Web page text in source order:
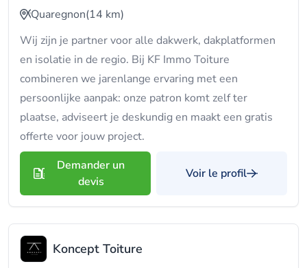
Quaregnon(14 km)
Wij zijn je partner voor alle dakwerk, dakplatformen
en isolatie in de regio. Bij KF Immo Toiture
combineren we jarenlange ervaring met een
persoonlijke aanpak: onze patron komt zelf ter
plaatse, adviseert je deskundig en maakt een gratis
offerte voor jouw project.
Demander un
devis
Voir le profil
Koncept Toiture